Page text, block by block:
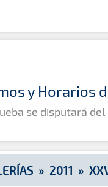
y Horarios
se disputará
» 2011 »